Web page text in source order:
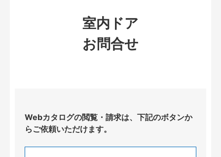
室内ドア
お問合せ
Webカタログの閲覧・請求は、下記のボタンか
らご依頼いただけます。